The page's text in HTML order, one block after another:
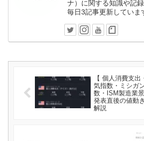
ナ）に関する知識や記
毎日3記事更新していま
【 個人消費支
気指数・ミシガ
数・ISM製造業
発表直後の値動
解説